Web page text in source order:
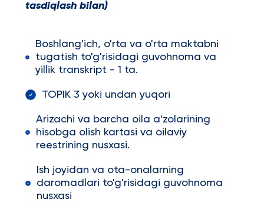
tasdiqlash bilan)
Boshlang'ich, o'rta va o'rta maktabni
tugatish to'g'risidagi guvohnoma va
yillik transkript - 1 ta.
TOPIK 3 yoki undan yuqori
Arizachi va barcha oila a'zolarining
hisobga olish kartasi va oilaviy
reestrining nusxasi.
Ish joyidan va ota-onalarning
daromadlari to'g'risidagi guvohnoma
nusxasi